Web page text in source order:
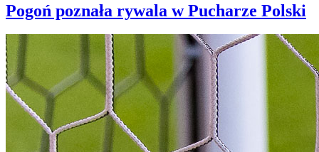
Pogoń poznała rywala w Pucharze Polski